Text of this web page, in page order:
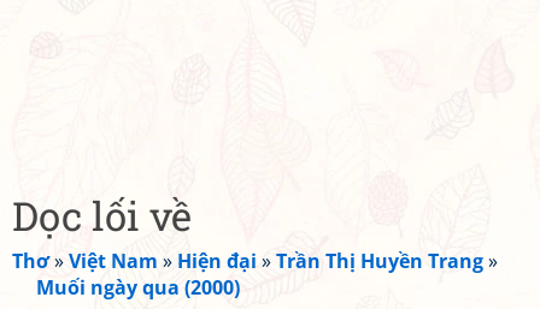
Dọc lối về
Thơ»Việt Nam » Hiện đại »Trần Thị Huyền Trang»
Muối ngày qua (2000)